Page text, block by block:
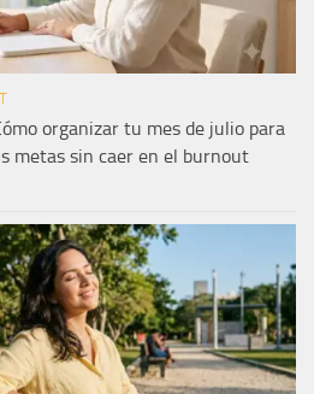
organizar tu mes de julio para
metas sin caer en el burnout